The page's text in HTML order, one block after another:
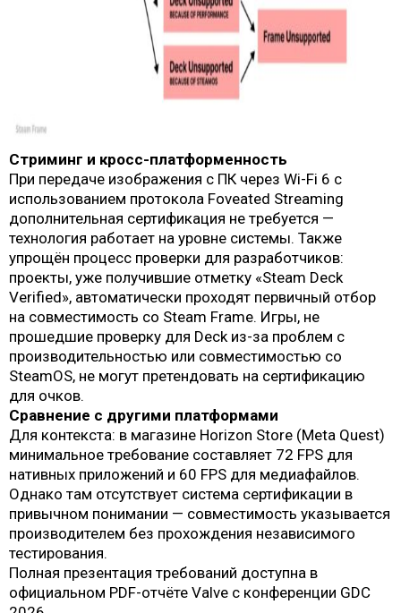
Стриминг и кросс-платформенность
При передаче изображения с ПК через Wi-Fi 6 с
использованием протокола Foveated Streaming
дополнительная сертификация не требуется —
технология работает на уровне системы. Также
упрощён процесс проверки для разработчиков:
проекты, уже получившие отметку «Steam Deck
Verified», автоматически проходят первичный отбор
на совместимость со Steam Frame. Игры, не
прошедшие проверку для Deck из-за проблем с
производительностью или совместимостью со
SteamOS, не могут претендовать на сертификацию
для очков.
Сравнение с другими платформами
Для контекста: в магазине Horizon Store (Meta Quest)
минимальное требование составляет 72 FPS для
нативных приложений и 60 FPS для медиафайлов.
Однако там отсутствует система сертификации в
привычном понимании — совместимость указывается
производителем без прохождения независимого
тестирования.
Полная презентация требований доступна в
официальном PDF-отчёте Valve с конференции GDC